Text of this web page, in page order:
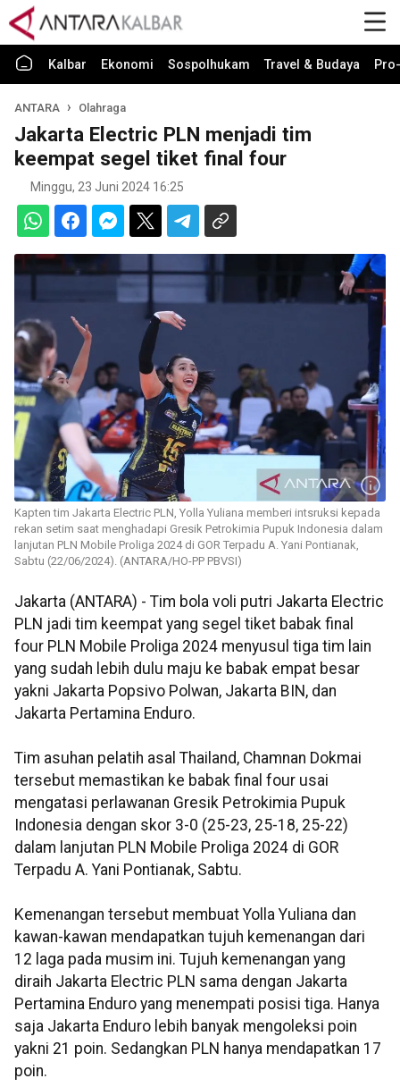
Kalbar Ekonomi Sospolhukam Travel & Budaya
ANTARA Olahraga
Jakarta Electric PLN menjadi tim
keempat segel tiket final four
Minggu, 23 Juni 2024 16:25
Kapten tim Jakarta Electric PLN, Yolla Yuliana memberi intsruksi kepada
rekan setim saat menghadapi Gresik Petrokimia Pupuk Indonesia dalam
lanjutan PLN Mobile Proliga 2024 di GOR Terpadu A. Yani Pontianak,
Sabtu (22/06/2024). (ANTARA/HO-PP PBVSI)
Jakarta (ANTARA) - Tim bola voli putri Jakarta Electric
PLN jadi tim keempat yang segel tiket babak final
four PLN Mobile Proliga 2024 menyusul tiga tim lain
yang sudah lebih dulu maju ke babak empat besar
yakni Jakarta Popsivo Polwan, Jakarta BIN, dan
Jakarta Pertamina Enduro.
Tim asuhan pelatih asal Thailand, Chamnan Dokmai
tersebut memastikan ke babak final four usai
mengatasi perlawanan Gresik Petrokimia Pupuk
Indonesia dengan skor 3-0 (25-23, 25-18, 25-22)
dalam lanjutan PLN Mobile Proliga 2024 di GOR
Terpadu A. Yani Pontianak, Sabtu.
Kemenangan tersebut membuat Yolla Yuliana dan
kawan-kawan mendapatkan tujuh kemenangan dari
12 laga pada musim ini. Tujuh kemenangan yang
diraih Jakarta Electric PLN sama dengan Jakarta
Pertamina Enduro yang menempati posisi tiga. Hanya
saja Jakarta Enduro lebih banyak mengoleksi poin
yakni 21 poin. Sedangkan PLN hanya mendapatkan 17
poin.